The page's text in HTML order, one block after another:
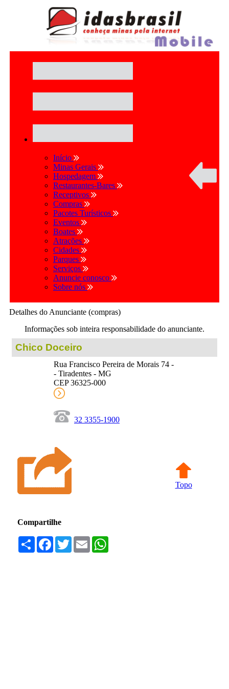
Início
Minas Gerais
Hospedagem
Restaurantes-Bares
Receptivos
Compras
Pacotes Turísticos
Eventos
Boates
Atrações
Cidades
Parques
Serviços
Anuncie conosco
Sobre nós
Detalhes do Anunciante (compras)
Informações sob inteira responsabilidade do anunciante.
Chico Doceiro
Rua Francisco Pereira de Morais 74 -
- Tiradentes - MG
CEP 36325-000
32 3355-1900
Topo
Compartilhe
Compartilhar
Facebook
TwitterEmail